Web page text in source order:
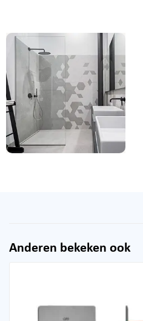
Anderen bekeken ook